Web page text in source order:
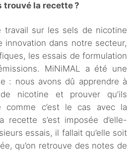
trouvé la recette ?
sur les sels de nicotine
innovation dans notre secteur,
les essais de formulation
MiNiMAL a été une
: nous avons dû apprendre à
nicotine et prouver qu’ils
comme c’est le cas avec la
recette s’est imposée d’elle-
essais, il fallait qu’elle soit
qu’on retrouve des notes de